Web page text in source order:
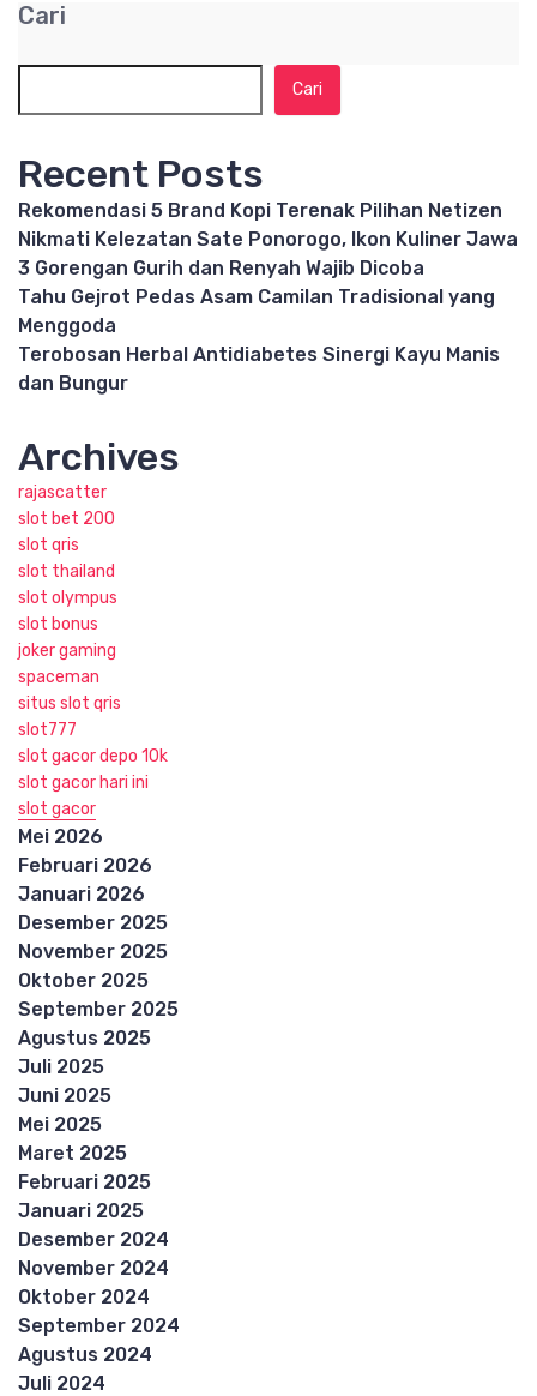
Cari
Cari
Recent Posts
Rekomendasi 5 Brand Kopi Terenak Pilihan Netizen
Nikmati Kelezatan Sate Ponorogo, Ikon Kuliner Jawa
3 Gorengan Gurih dan Renyah Wajib Dicoba
Tahu Gejrot Pedas Asam Camilan Tradisional yang
Menggoda
Terobosan Herbal Antidiabetes Sinergi Kayu Manis
dan Bungur
Archives
rajascatter
slot bet 200
slot qris
slot thailand
slot olympus
slot bonus
joker gaming
spaceman
situs slot qris
slot777
slot gacor depo 10k
slot gacor hari ini
slot gacor
Mei 2026
Februari 2026
Januari 2026
Desember 2025
November 2025
Oktober 2025
September 2025
Agustus 2025
Juli 2025
Juni 2025
Mei 2025
Maret 2025
Februari 2025
Januari 2025
Desember 2024
November 2024
Oktober 2024
September 2024
Agustus 2024
Juli 2024